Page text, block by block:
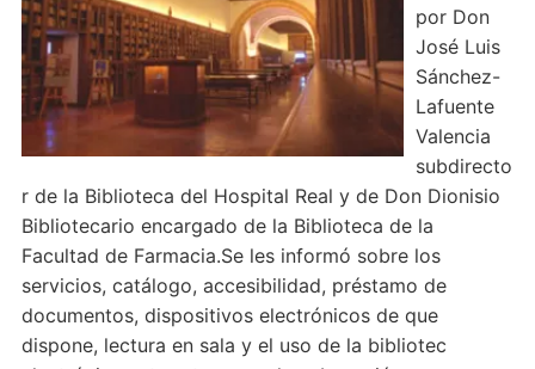
por Don
José Luis
Sánchez-
Lafuente
Valencia
subdirecto
r de la Biblioteca del Hospital Real y de Don Dionisio
Bibliotecario encargado de la Biblioteca de la
Facultad de Farmacia.Se les informó sobre los
servicios, catálogo, accesibilidad, préstamo de
documentos, dispositivos electrónicos de que
dispone, lectura en sala y el uso de la bibliotec